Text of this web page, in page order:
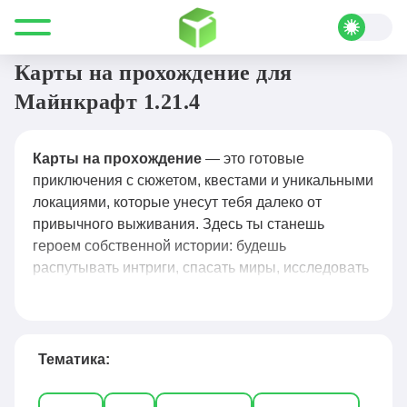
Все для Minecraft Карты На прохождение
Карты на прохождение для
Майнкрафт 1.21.4
Карты на прохождение — это готовые
приключения с сюжетом, квестами и уникальными
локациями, которые унесут тебя далеко от
привычного выживания. Здесь ты станешь
героем собственной истории: будешь
распутывать интриги, спасать миры, исследовать
вкус: от коротких линейных историй на час-два до
Тематика: